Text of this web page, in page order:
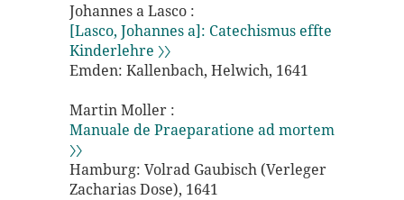
Johannes a Lasco :
[Lasco, Johannes a]: Catechismus effte
Kinderlehre 〉〉
Emden: Kallenbach, Helwich, 1641
Martin Moller :
Manuale de Praeparatione ad mortem
〉〉
Hamburg: Volrad Gaubisch (Verleger
Zacharias Dose), 1641